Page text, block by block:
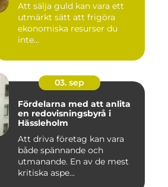
Att sälja guld kan vara ett
utmärkt sätt att frigöra
ekonomiska resurser du
inte...
03. sep
Fördelarna med att anlita
en redovisningsbyrå i
Hässleholm
Att driva företag kan vara
både spännande och
utmanande. En av de mest
kritiska aspe...